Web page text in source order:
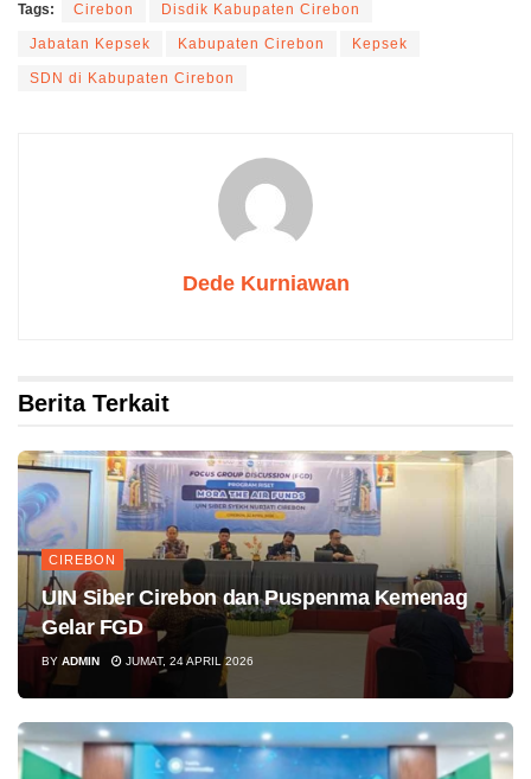
Tags: Cirebon Disdik Kabupaten Cirebon
Jabatan Kepsek Kabupaten Cirebon Kepsek
SDN di Kabupaten Cirebon
Dede Kurniawan
Berita Terkait
CIREBON
UIN Siber Cirebon dan Puspenma Kemenag
Gelar FGD
BY ADMIN JUMAT, 24 APRIL 2026